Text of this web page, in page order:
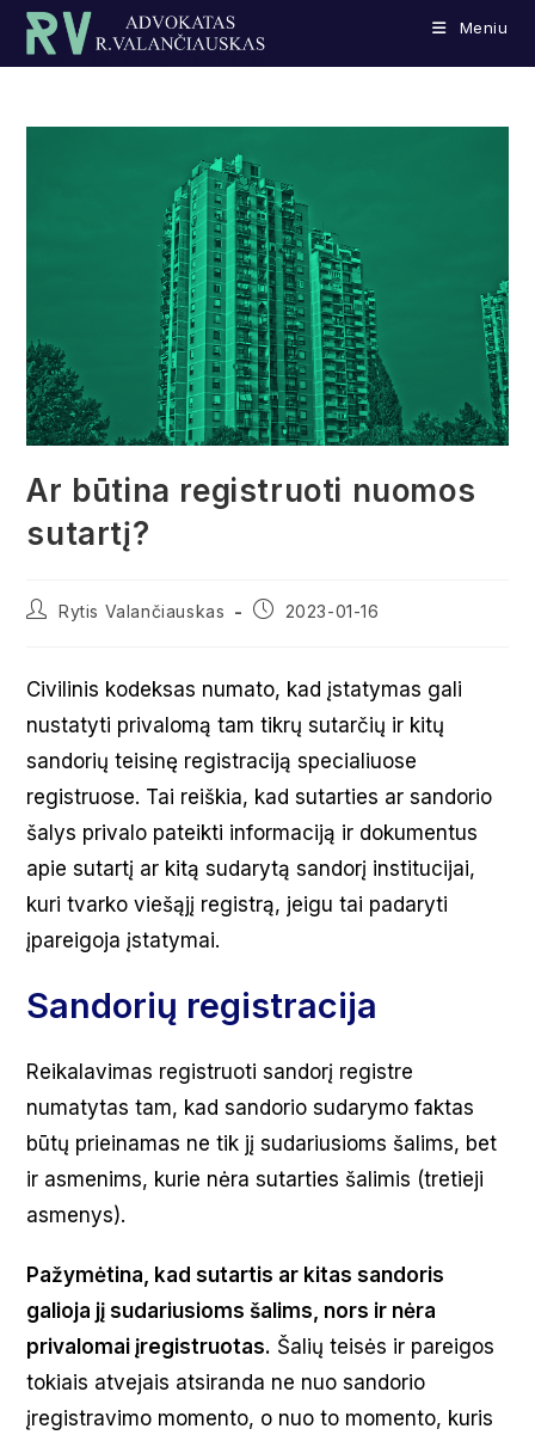
Skip
content
Meniu
Ar būtina registruoti nuomos
sutartį?
PostRytis Valančiauskas
Post2023-01-16
Civilinis kodeksas numato, kad įstatymas gali
nustatyti privalomą tam tikrų sutarčių ir kitų
sandorių teisinę registraciją specialiuose
registruose. Tai reiškia, kad sutarties ar sandorio
šalys privalo pateikti informaciją ir dokumentus
apie sutartį ar kitą sudarytą sandorį institucijai,
kuri tvarko viešąjį registrą, jeigu tai padaryti
įpareigoja įstatymai.
Sandorių registracija
Reikalavimas registruoti sandorį registre
numatytas tam, kad sandorio sudarymo faktas
būtų prieinamas ne tik jį sudariusioms šalims, bet
ir asmenims, kurie nėra sutarties šalimis (tretieji
asmenys).
Pažymėtina, kad sutartis ar kitas sandoris
galioja jį sudariusioms šalims, nors ir nėra
privalomai įregistruotas. Šalių teisės ir pareigos
tokiais atvejais atsiranda ne nuo sandorio
įregistravimo momento, o nuo to momento, kuris